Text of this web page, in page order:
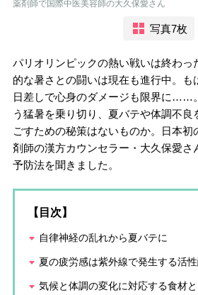
薬剤師で国際中医美容師の大久保愛さん
写真7枚
パリオリンピックの熱い戦いは終わっ
的な暑さとの闘いは現在も進行中。も
日差しで心身のダメージも限界に……
う猛暑を乗り切り、夏バテや体調不良
ごすための秘策はないものか。日本初
剤師の漢方カウンセラー・大久保愛さ
予防法を聞きました。
【目次】
自律神経の乱れから夏バテに
夏の疲労感は紫外線で発生する活
気候と体調の変化に対応する食材